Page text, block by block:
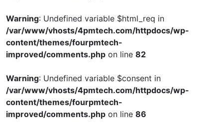
Warning: Undefined variable $html_req in
/var/www/vhosts/4pmtech.com/httpdocs/wp-
content/themes/fourpmtech-
improved/comments.php on line 82
Warning: Undefined variable $consent in
/var/www/vhosts/4pmtech.com/httpdocs/wp-
content/themes/fourpmtech-
improved/comments.php on line 86